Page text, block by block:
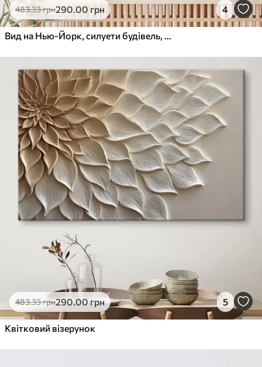
483.33грн290.00 грн 4
Вид на Нью-Йорк, силуети будівель, акварель
483.33грн290.00 грн 5
Квітковий візерунок